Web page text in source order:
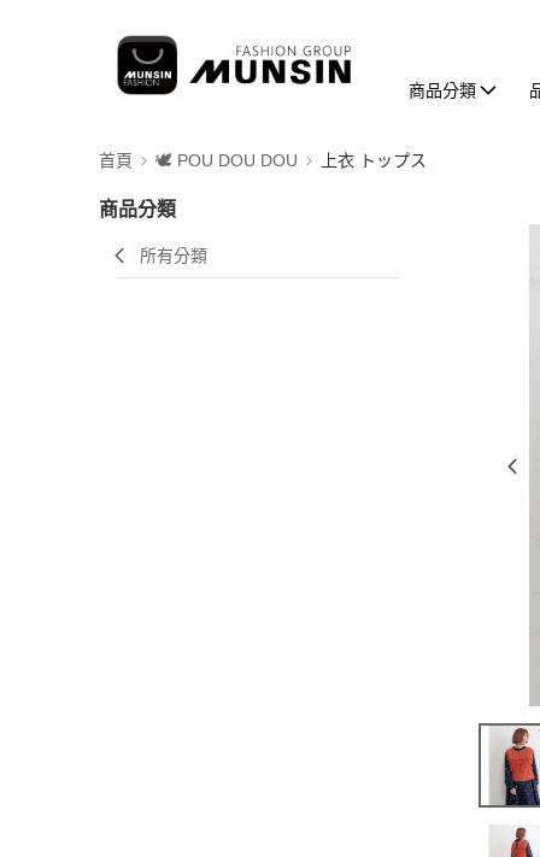
商品分類
首頁 🕊️ POU DOU DOU 上衣 トップス
商品分類
所有分類